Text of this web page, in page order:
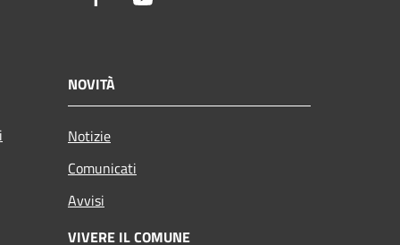
NOVITÀ
Notizie
Comunicati
Avvisi
VIVERE IL COMUNE